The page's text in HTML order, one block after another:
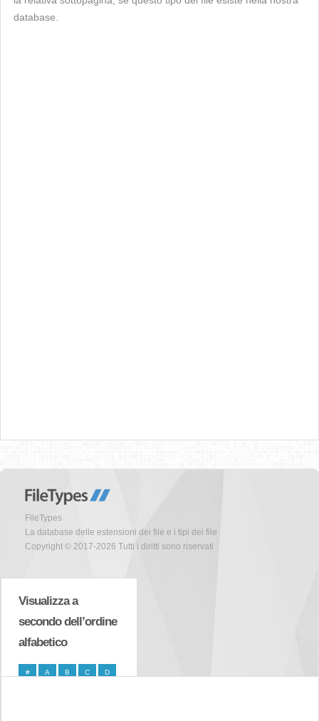
database.
FileTypes
La database delle estensioni dei file e i tipi dei file
Copyright © 2017-2026 Tutti i diritti sono riservati
Visualizza a
secondo dell’ordine
alfabetico
# A B C D